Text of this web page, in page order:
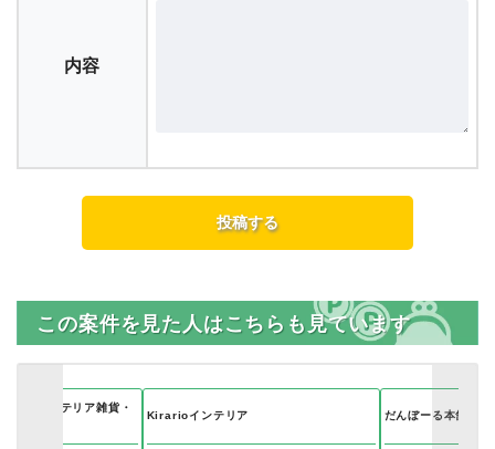
内容
この案件を見た人はこちらも見ています
ン）インテリア雑貨・
Kirarioインテリア だんぼーる本舗